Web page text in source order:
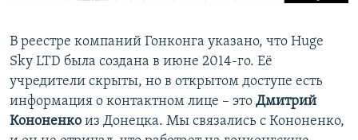
В реестре компаний Гонконга указано, что Huge
Sky LTD была создана в июне 2014-го. Её
учредители скрыты, но в открытом доступе есть
информация о контактном лице – это Дмитрий
Кононенко из Донецка. Мы связались с Кононенко,